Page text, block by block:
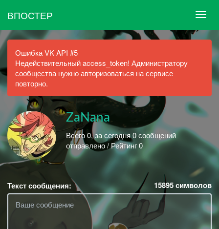
ВПОСТЕР
Ошибка VK API #5
Недействительный access_token! Администратору
сообщества нужно авторизоваться на сервисе
повторно.
ZaNana
Всего 0, за сегодня 0 сообщений
отправлено / Рейтинг 0
Текст сообщения: 15895символов